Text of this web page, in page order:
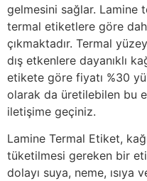
gelmesini sağlar. Lamine
termal etiketlere göre
çıkmaktadır. Termal
dış etkenlere dayanıklı
etikete göre fiyatı %30
olarak da üretilebilen bu
iletişime geçiniz.
Lamine Termal Etiket,
tüketilmesi gereken bir
dolayı suya, neme, ısıya